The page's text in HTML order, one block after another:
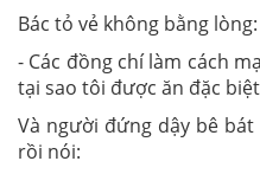
Bác tỏ vẻ không bằng lòng:
- Các đồng chí làm cách
tại sao tôi được ăn đặc
Và người đứng dậy bê
rồi nói: